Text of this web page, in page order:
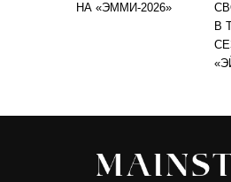
НА «ЭММИ-2026»
В